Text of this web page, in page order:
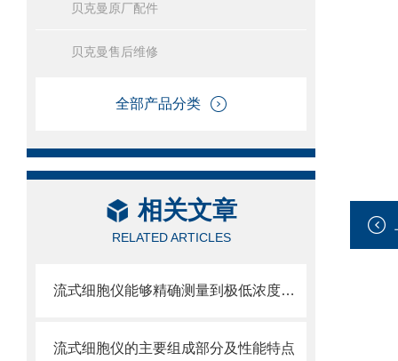
贝克曼原厂配件
贝克曼售后维修
全部产品分类
相关文章
RELATED ARTICLES
流式细胞仪能够精确测量到极低浓度的标记物
流式细胞仪的主要组成部分及性能特点